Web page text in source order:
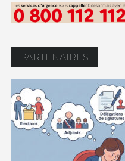
PARTENAIRES